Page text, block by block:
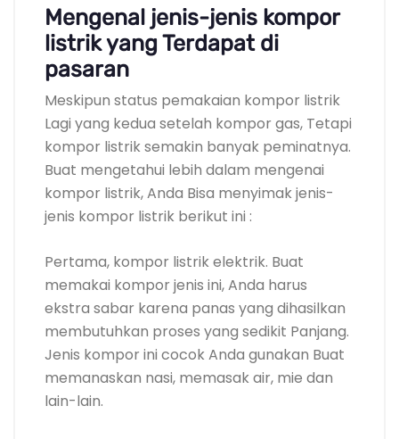
Mengenal jenis-jenis kompor
listrik yang Terdapat di
pasaran
Meskipun status pemakaian kompor listrik
Lagi yang kedua setelah kompor gas, Tetapi
kompor listrik semakin banyak peminatnya.
Buat mengetahui lebih dalam mengenai
kompor listrik, Anda Bisa menyimak jenis-
jenis kompor listrik berikut ini :
Pertama, kompor listrik elektrik. Buat
memakai kompor jenis ini, Anda harus
ekstra sabar karena panas yang dihasilkan
membutuhkan proses yang sedikit Panjang.
Jenis kompor ini cocok Anda gunakan Buat
memanaskan nasi, memasak air, mie dan
lain-lain.